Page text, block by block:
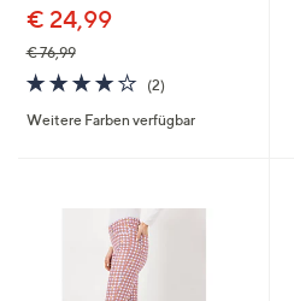
€ 24,99
€ 76,99
4.0
von
5
(2)
Weitere Farben verfügbar